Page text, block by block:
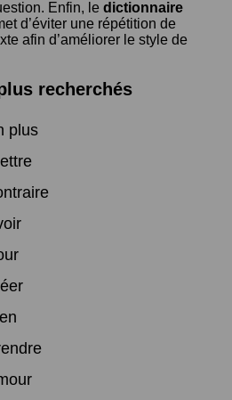
Enfin, le dictionnaire
d’éviter une répétition de
afin d’améliorer le style de
recherchés
plus